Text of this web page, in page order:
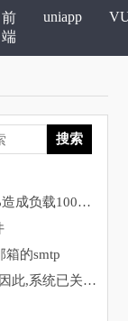
前
端
uniapp
搜索
· WordPress宝塔CPU100%造成负载100%运行堵塞的解决方法
箱的smtp
· wordpress此表单不安全,因此,系统已关闭自动填充功能